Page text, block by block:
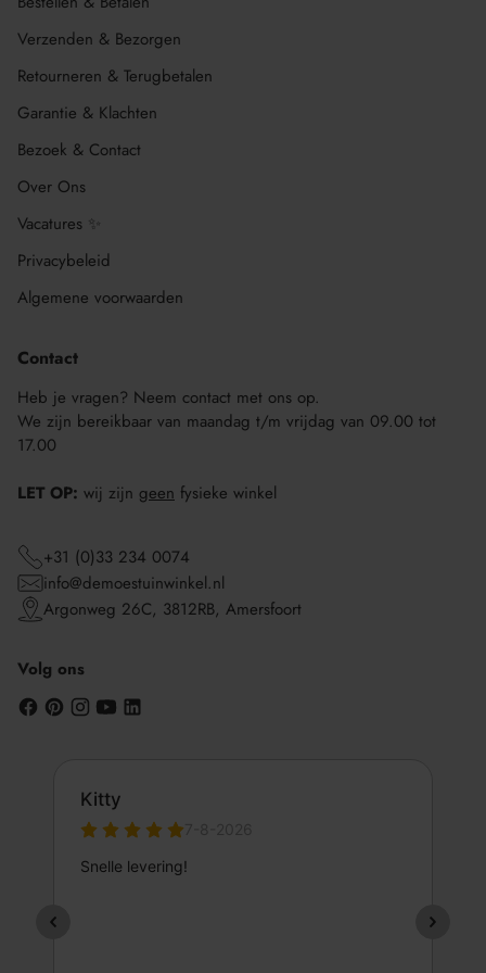
Verzenden & Bezorgen
Retourneren & Terugbetalen
Garantie & Klachten
Bezoek & Contact
Over Ons
Vacatures ✨
Privacybeleid
Algemene voorwaarden
Contact
Heb je vragen? Neem contact met ons op.
We zijn bereikbaar van maandag t/m vrijdag van 09.00 tot
17.00
LET OP: wij zijn geen fysieke winkel
+31 (0)33 234 0074
info@demoestuinwinkel.nl
Argonweg 26C, 3812RB, Amersfoort
Volg ons